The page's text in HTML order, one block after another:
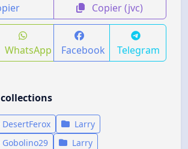
Copier (jvc)
WhatsApp Facebook Telegram
collections
Larry
Gobolino29
Larry